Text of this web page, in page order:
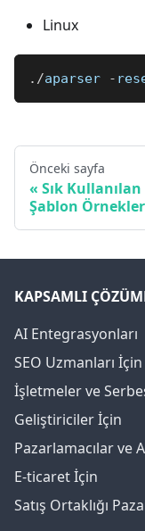
Linux
. /aparser -
Önceki sayfa
Sık Kullanılan
Şablon
KAPSAMLI
AI Entegrasyonları
SEO Uzmanları İçin
İşletmeler ve
Geliştiriciler İçin
Pazarlamacılar ve
E-ticaret İçin
Satış Ortaklığı